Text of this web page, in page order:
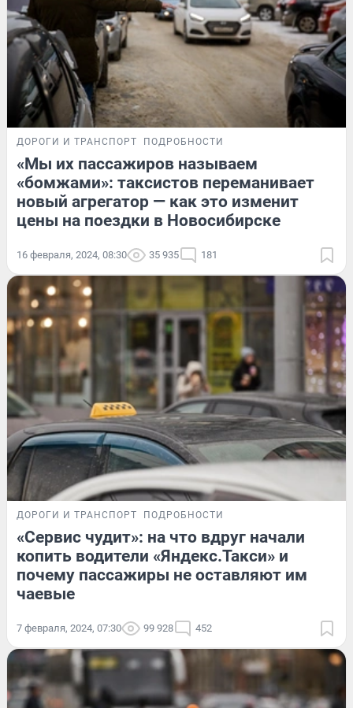
ДОРОГИ И ТРАНСПОРТ ПОДРОБНОСТИ
«Мы их пассажиров называем
«бомжами»: таксистов переманивает
новый агрегатор — как это изменит
цены на поездки в Новосибирске
16 февраля, 2024, 08:30 35 935 181
ДОРОГИ И ТРАНСПОРТ ПОДРОБНОСТИ
«Сервис чудит»: на что вдруг начали
копить водители «Яндекс.Такси» и
почему пассажиры не оставляют им
чаевые
7 февраля, 2024, 07:30 99 928 452